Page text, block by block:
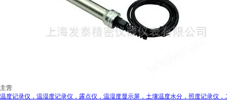
主营
温度记录仪，温湿度记录仪，露点仪，温湿度显示屏，土壤温度水分，照度记录仪